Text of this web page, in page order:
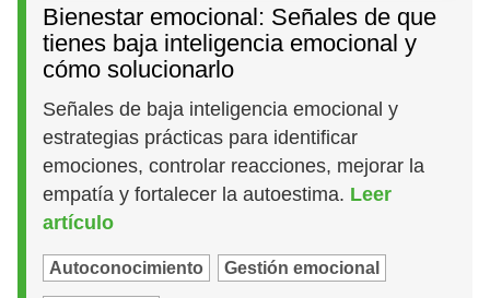
Bienestar emocional: Señales de que
tienes baja inteligencia emocional y
cómo solucionarlo
Señales de baja inteligencia emocional y
estrategias prácticas para identificar
emociones, controlar reacciones, mejorar la
empatía y fortalecer la autoestima. Leer
artículo
Autoconocimiento Gestión emocional